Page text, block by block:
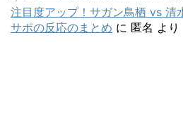
注目度アップ！サガン鳥栖 vs 清
サポの反応のまとめ に 匿名 より